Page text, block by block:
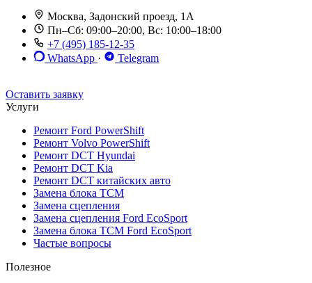
Москва, Задонский проезд, 1А
Пн–Сб: 09:00–20:00, Вс: 10:00–18:00
+7 (495) 185-12-35
WhatsApp ·
Telegram
Оставить заявку
Услуги
Ремонт Ford PowerShift
Ремонт Volvo PowerShift
Ремонт DCT Hyundai
Ремонт DCT Kia
Ремонт DCT китайских авто
Замена блока TCM
Замена сцепления
Замена сцепления Ford EcoSport
Замена блока TCM Ford EcoSport
Частые вопросы
Полезное